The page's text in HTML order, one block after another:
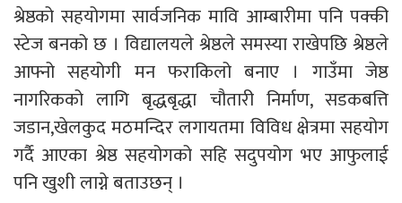
श्रेष्ठको सहयोगमा सार्वजनिक मावि आम्बारीमा पनि पक्की
स्टेज बनको छ । विद्यालयले श्रेष्ठले समस्या राखेपछि श्रेष्ठले
आफ्नो सहयोगी मन फराकिलो बनाए । गाउँमा जेष्ठ
नागरिकको लागि बृद्धबृद्धा चौतारी निर्माण, सडकबत्ति
जडान,खेलकुद मठमन्दिर लगायतमा विविध क्षेत्रमा सहयोग
गर्दै आएका श्रेष्ठ सहयोगको सहि सदुपयोग भए आफुलाई
पनि खुशी लाग्ने बताउछन् ।